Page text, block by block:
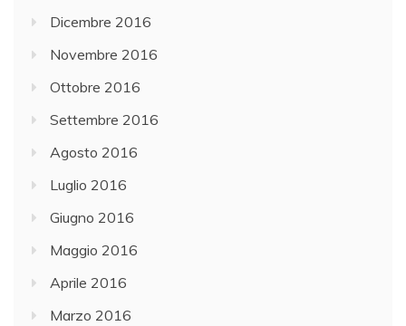
Dicembre 2016
Novembre 2016
Ottobre 2016
Settembre 2016
Agosto 2016
Luglio 2016
Giugno 2016
Maggio 2016
Aprile 2016
Marzo 2016